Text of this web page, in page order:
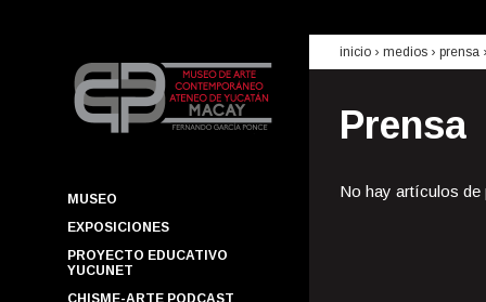
MUSEO
EXPOSICIONES
PROYECTO EDUCATIVO
YUCUNET
CHISME-ARTE PODCAST
inicio › medios › prensa
Prensa
No hay artículos de